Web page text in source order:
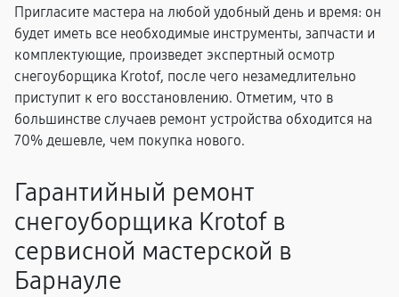
Пригласите мастера на любой удобный день и время: он
будет иметь все необходимые инструменты, запчасти и
комплектующие, произведет экспертный осмотр
снегоуборщика Krotof, после чего незамедлительно
приступит к его восстановлению. Отметим, что в
большинстве случаев ремонт устройства обходится на
70% дешевле, чем покупка нового.
Гарантийный ремонт
снегоуборщика Krotof в
сервисной мастерской в
Барнауле